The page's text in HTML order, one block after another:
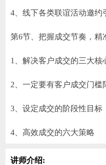
4、线下各类联谊活动邀约
第6节、把握成交节奏，精
1、解决客户成交的三大核
2、一定要有客户成交门槛
3、设定成交的阶段性目标
4、高效成交的六大策略
讲师介绍: